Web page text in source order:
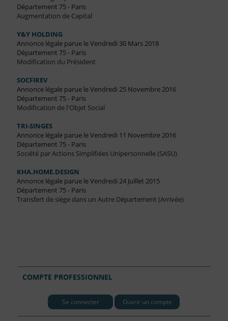
Département 75 - Paris
Augmentation de Capital
Y&Y HOLDING
Annonce légale parue le Vendredi 30 Mars 2018
Département 75 - Paris
Modification du Président
SOCFIREV
Annonce légale parue le Vendredi 25 Novembre 2016
Département 75 - Paris
Modification de l'Objet Social
TRI-SINGES
Annonce légale parue le Vendredi 11 Novembre 2016
Département 75 - Paris
Société par Actions Simplifiées Unipersonnelle (SASU)
KHA.HOME.DESIGN
Annonce légale parue le Vendredi 24 Juillet 2015
Département 75 - Paris
Transfert de siège dans un Autre Département (Arrivée)
COMPTE PROFESSIONNEL
Se connecter Ouvrir un compte